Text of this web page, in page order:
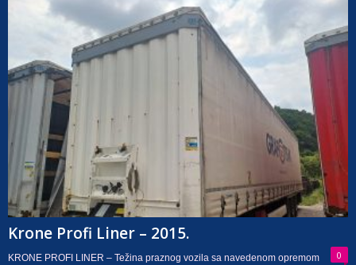
Krone Profi Liner – 2015.
0
KRONE PROFI LINER – Težina praznog vozila sa navedenom opremom